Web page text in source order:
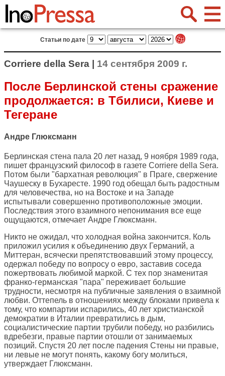
Статьи по дате
Corriere della Sera | 14 сентября 2009 г.
После Берлинской стены сражение
продолжается: в Тбилиси, Киеве и
Тегеране
Андре Глюксманн
Берлинская стена пала 20 лет назад, 9 ноября 1989 года,
пишет французский философ в газете Corriere della Sera.
Потом были "бархатная революция" в Праге, свержение
Чаушеску в Бухаресте. 1990 год обещал быть радостным
для человечества, но на Востоке и на Западе
испытывали совершенно противоположные эмоции.
Последствия этого взаимного непонимания все еще
ощущаются, отмечает Андре Глюксманн.
Никто не ожидал, что холодная война закончится. Коль
приложил усилия к объединению двух Германий, а
Миттеран, всячески препятствовавший этому процессу,
одержал победу по вопросу о евро, заставив соседа
пожертвовать любимой маркой. С тех пор знаменитая
франко-германская "пара" переживает большие
трудности, несмотря на публичные заявления о взаимной
любви. Оттепель в отношениях между блоками привела к
тому, что компартии испарились, 40 лет христианской
демократии в Италии превратились в дым,
социалистические партии трубили победу, но разбились
вдребезги, правые партии отошли от занимаемых
позиций. Спустя 20 лет после падения Стены ни правые,
ни левые не могут понять, какому богу молиться,
утверждает Глюксманн.